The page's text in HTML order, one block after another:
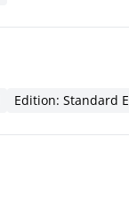
Edition: Standard